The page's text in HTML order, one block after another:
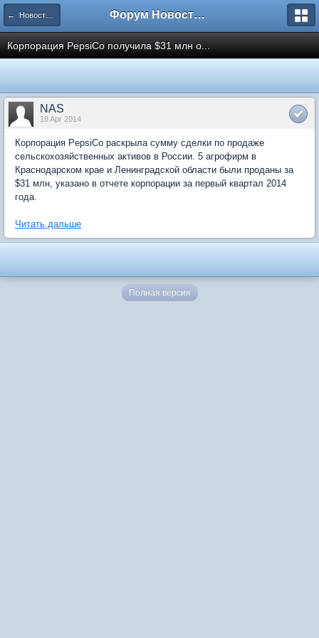
← Новости рынка недвижимости Форум Новостройки
Корпорация PepsiCo получила $31 млн о...
NAS
18 Apr 2014
Корпорация PepsiCo раскрыла сумму сделки по продаже
сельскохозяйственных активов в России. 5 агрофирм в
Краснодарском крае и Ленинградской области были проданы за
$31 млн, указано в отчете корпорации за первый квартал 2014
года.
Читать дальше
Полная версия